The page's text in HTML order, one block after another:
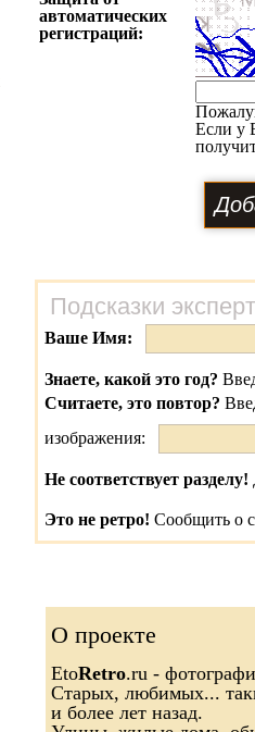
автоматических
регистраций:
Если у
Подсказки
Ваше Имя:
Знаете, какой это год?
Считаете, это повтор?
изображения:
Не соответствует разделу!
Это не ретро! Сообщить о
О проекте
EtoRetro.ru -
Старых, любимых...
и более лет назад.